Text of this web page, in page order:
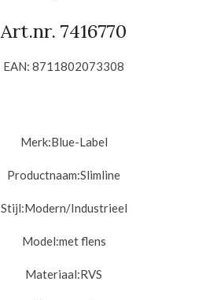
Art.nr. 7416770
EAN: 8711802073308
Merk:Blue-Label
Productnaam:Slimline
Stijl:Modern/Industrieel
Model:metflens
Materiaal:RVS